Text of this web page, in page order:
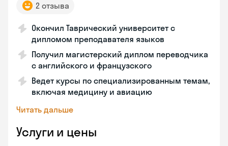
2 отзыва
Окончил Таврический университет с
дипломом преподавателя языков
Получил магистерский диплом переводчика
с английского и французского
Ведет курсы по специализированным темам,
включая медицину и авиацию
Читать дальше
Услуги и цены